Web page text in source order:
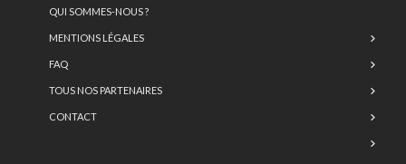
QUI SOMMES-NOUS ?
MENTIONS LÉGALES
FAQ
TOUS NOS PARTENAIRES
CONTACT